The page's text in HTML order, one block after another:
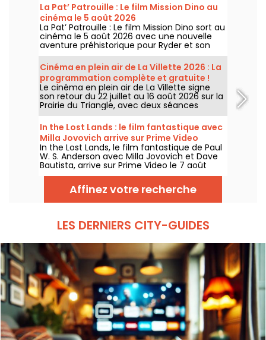
La Pat’ Patrouille : Le film Mission Dino au
cinéma le 5 août 2026
La Pat’ Patrouille : Le film Mission Dino sort au
cinéma le 5 août 2026 avec une nouvelle
aventure préhistorique pour Ryder et son
équipe.
Cinéma en plein air de La Villette 2026 : La
programmation complète et gratuite !
Le cinéma en plein air de La Villette signe
son retour du 22 juillet au 16 août 2026 sur la
Prairie du Triangle, avec deux séances
gratuites par jour, à 18h et 21h. Pour cette
35e édition, le festival met à l’honneur le
thème “L’appel de la forêt”. Découvrez la
programmation complète et gratuite !
In the Lost Lands : le film fantastique avec
Milla Jovovich arrive sur Prime Video
In the Lost Lands, le film fantastique de Paul
W. S. Anderson avec Milla Jovovich et Dave
Bautista, arrive sur Prime Video le 7 août
2026.
Affinez votre recherche
LES DERNIERS CITY-GUIDES